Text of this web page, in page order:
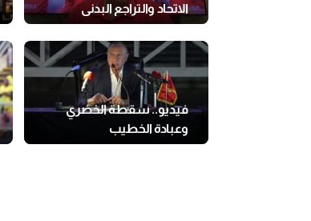
الاتحاد والتراجع البدني
فيديو.. سقطة الخضري
وعبادة الخطيب